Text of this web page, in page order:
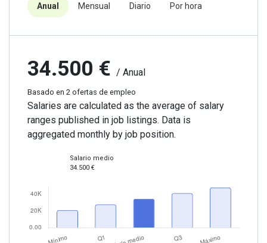
Anual Mensual Diario Por hora
34.500 € / Anual
Basado en 2 ofertas de empleo
Salaries are calculated as the average of salary
ranges published in job listings. Data is
aggregated monthly by job position.
Salario medio
34.500 €